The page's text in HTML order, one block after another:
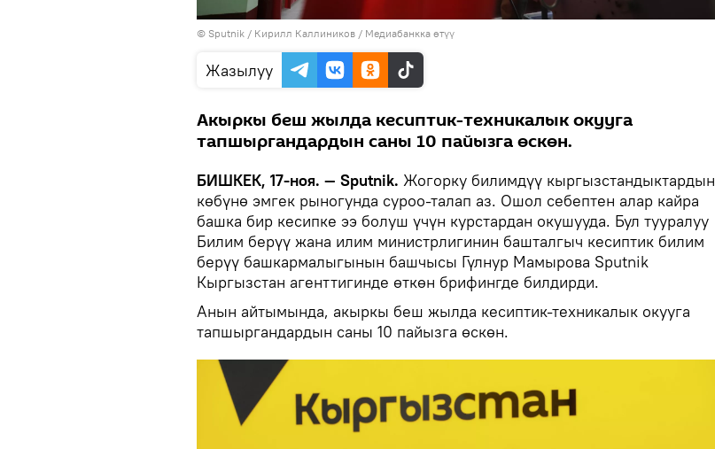
© Sputnik / Кирилл Каллиников / Медиабанкка өтүү
Жазылуу
Акыркы беш жылда кесиптик-техникалык окууга
тапшыргандардын саны 10 пайызга өскөн.
БИШКЕК, 17-ноя. — Sputnik. Жогорку билимдүү кыргызстандыктардын
көбүнө эмгек рыногунда суроо-талап аз. Ошол себептен алар кайра
башка бир кесипке ээ болуш үчүн курстардан окушууда. Бул тууралуу
Билим берүү жана илим министрлигинин башталгыч кесиптик билим
берүү башкармалыгынын башчысы Гүлнур Мамырова Sputnik
Кыргызстан агенттигинде өткөн брифингде билдирди.
Анын айтымында, акыркы беш жылда кесиптик-техникалык окууга
тапшыргандардын саны 10 пайызга өскөн.